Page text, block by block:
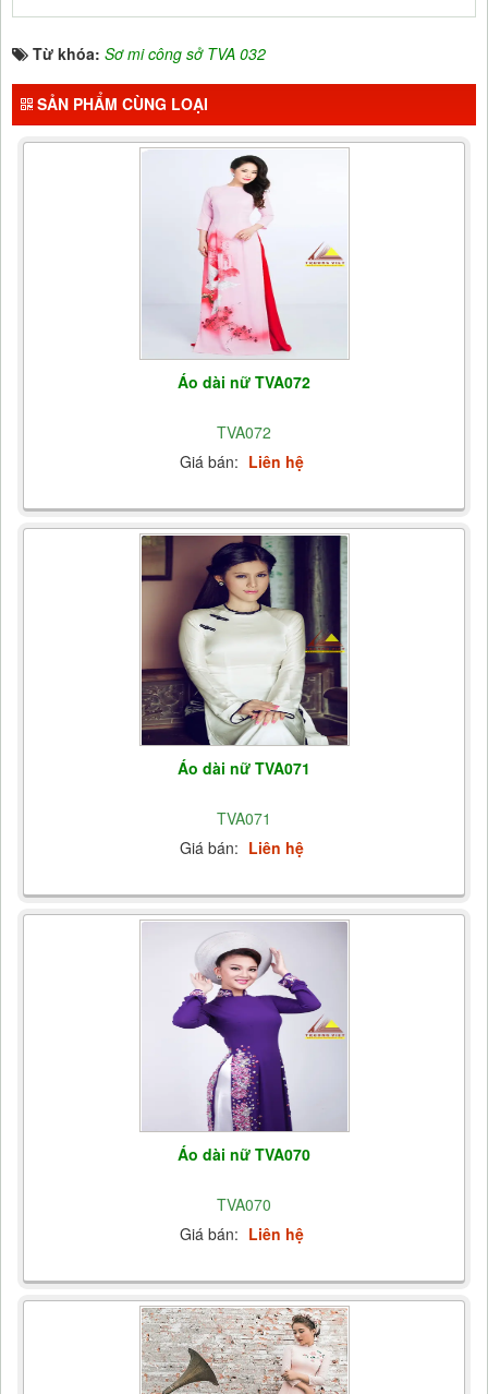
Từ khóa: Sơ mi công sở TVA 032
SẢN PHẨM CÙNG LOẠI
Áo dài nữ TVA072
TVA072
Giá bán: Liên hệ
Áo dài nữ TVA071
TVA071
Giá bán: Liên hệ
Áo dài nữ TVA070
TVA070
Giá bán: Liên hệ